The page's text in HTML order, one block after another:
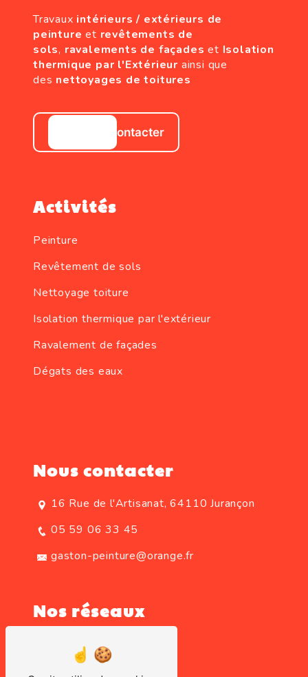
Travaux intérieurs / extérieurs de
peinture et revêtements de
sols, ravalements de façades et Isolation
thermique par l'Extérieur ainsi que
des nettoyages de toitures
Nous contacter
Activités
Peinture
Revêtement de sols
Nettoyage toiture
Isolation thermique par l'extérieur
Ravalement de façades
Dégats des eaux
Nous contacter
16 Rue de l'Artisanat, 64110 Jurançon
05 59 06 33 45
gaston-peinture@orange.fr
Nos réseaux
Instagram